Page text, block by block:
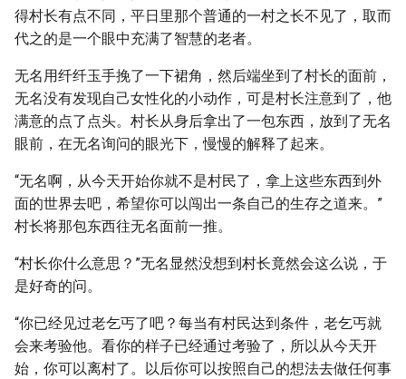
得村长有点不同，平日里那个普通的一村之长不见了，取而
代之的是一个眼中充满了智慧的老者。
无名用纤纤玉手挽了一下裙角，然后端坐到了村长的面前，
无名没有发现自己女性化的小动作，可是村长注意到了，他
满意的点了点头。村长从身后拿出了一包东西，放到了无名
眼前，在无名询问的眼光下，慢慢的解释了起来。
“无名啊，从今天开始你就不是村民了，拿上这些东西到外
面的世界去吧，希望你可以闯出一条自己的生存之道来。”
村长将那包东西往无名面前一推。
“村长你什么意思？”无名显然没想到村长竟然会这么说，于
是好奇的问。
“你已经见过老乞丐了吧？每当有村民达到条件，老乞丐就
会来考验他。看你的样子已经通过考验了，所以从今天开
始，你可以离村了。以后你可以按照自己的想法去做任何事